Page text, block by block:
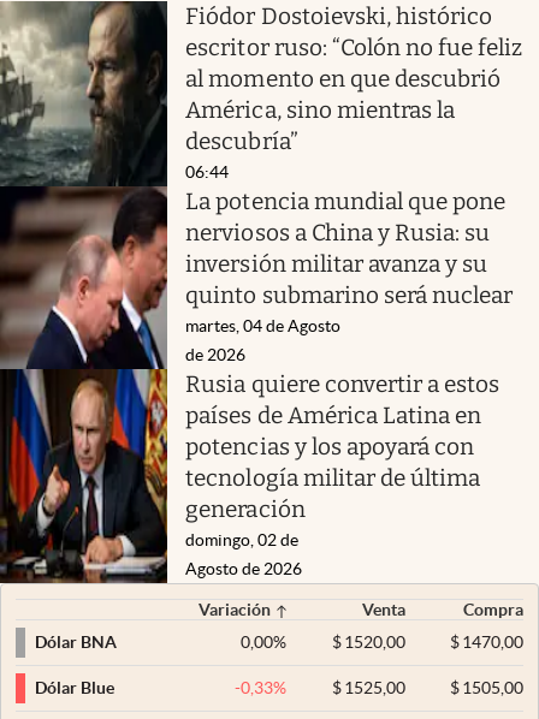
Fiódor Dostoievski, histórico
escritor ruso: “Colón no fue feliz
al momento en que descubrió
América, sino mientras la
descubría”
06:44
La potencia mundial que pone
nerviosos a China y Rusia: su
inversión militar avanza y su
quinto submarino será nuclear
martes, 04 de Agosto
de 2026
Rusia quiere convertir a estos
países de América Latina en
potencias y los apoyará con
tecnología militar de última
generación
domingo, 02 de
Agosto de 2026
Variación Venta
Compra
Dólar BNA
0,00% $ 1520,00 $1470,00
Dólar Blue -0,33% $ 1525,00 $1505,00